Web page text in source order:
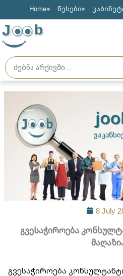
Home წესები
J b
8 July
გვესაჭიროება
გვესაჭიროება